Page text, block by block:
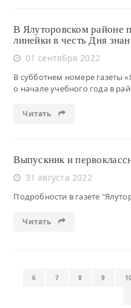
В Ялуторовском районе
линейки в честь Дня
01 сентября 2022
В субботнем номере газеты
о начале учебного года в
Читать
Выпускник и
31 августа 2022
Подробности в газете
Читать
6 7 8 9